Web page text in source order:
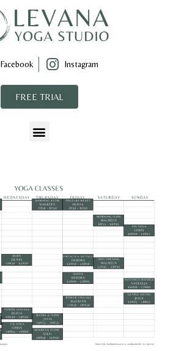
Facebook Instagram
FREE TRIAL